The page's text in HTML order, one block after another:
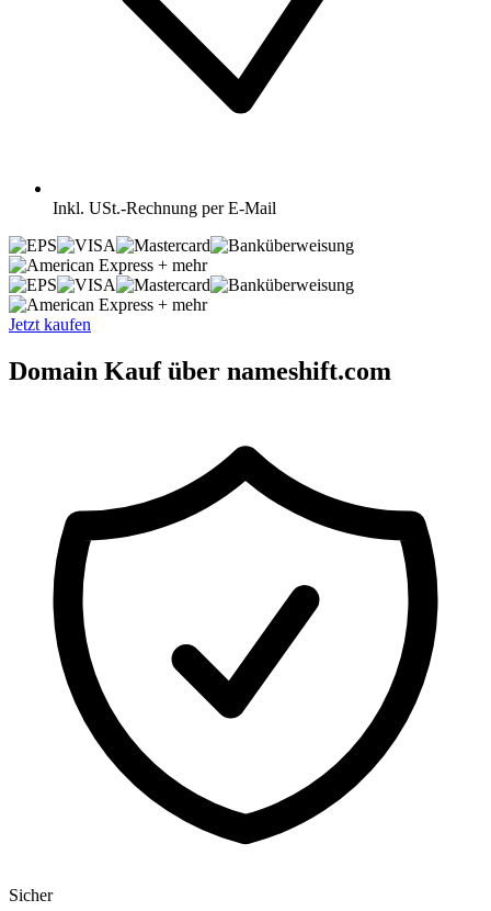
Inkl. USt.-Rechnung per E-Mail
+ mehr
+ mehr
Jetzt kaufen
Domain Kauf über nameshift.com
Sicher